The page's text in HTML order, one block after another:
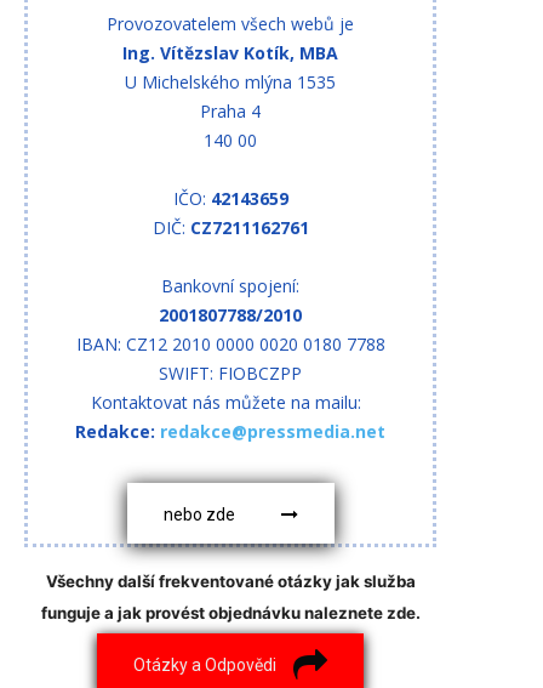
Provozovatelem všech webů je
Ing. Vítězslav Kotík, MBA
U Michelského mlýna 1535
Praha 4
140 00
IČO: 42143659
DIČ: CZ7211162761
Bankovní spojení:
2001807788/2010
IBAN: CZ12 2010 0000 0020 0180 7788
SWIFT: FIOBCZPP
Kontaktovat nás můžete na mailu:
Redakce: redakce@pressmedia.net
nebo zde
Všechny další frekventované otázky jak služba
funguje a jak provést objednávku naleznete zde.
Otázky a Odpovědi